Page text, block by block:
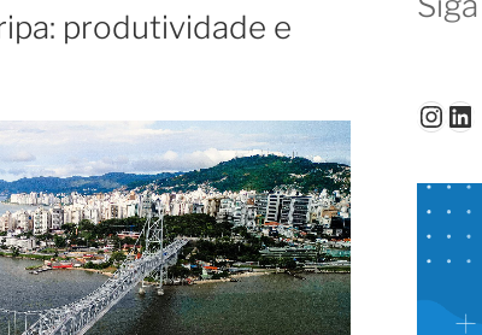
produtividade e